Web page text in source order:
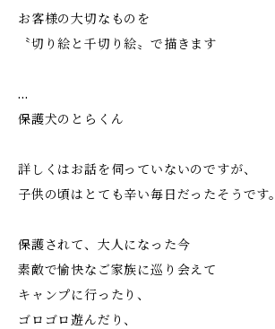
お客様の大切なものを
〝切り絵と千切り絵〟で描きます
…
保護犬のとらくん
詳しくはお話を伺っていないのですが、
子供の頃はとても辛い毎日だったそうです。
保護されて、大人になった今
素敵で愉快なご家族に巡り会えて
キャンプに行ったり、
ゴロゴロ遊んだり、